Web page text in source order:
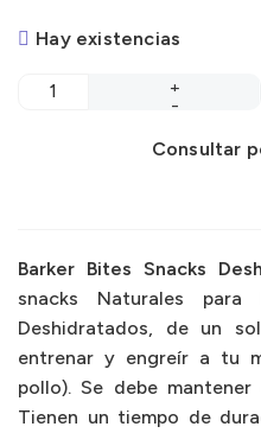
Hay existencias
Consultar
Barker Bites Snacks
snacks Naturales para
Deshidratados, de un
entrenar y engreír a tu
pollo). Se debe
Tienen un tiempo de